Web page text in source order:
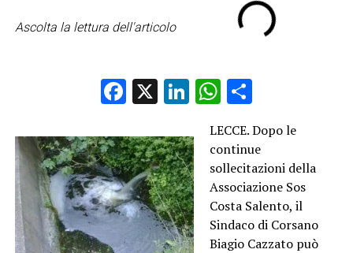
Ascolta la lettura dell'articolo
Facebook
X LinkedIn
WhatsApp
Condividi
LECCE. Dopo le
continue
sollecitazioni della
Associazione Sos
Costa Salento, il
Sindaco di Corsano
Biagio Cazzato può